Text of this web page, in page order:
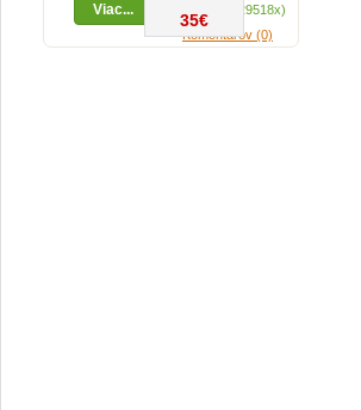
35€
Viac...
Zobrazení (29518x)
Komentárov (0)